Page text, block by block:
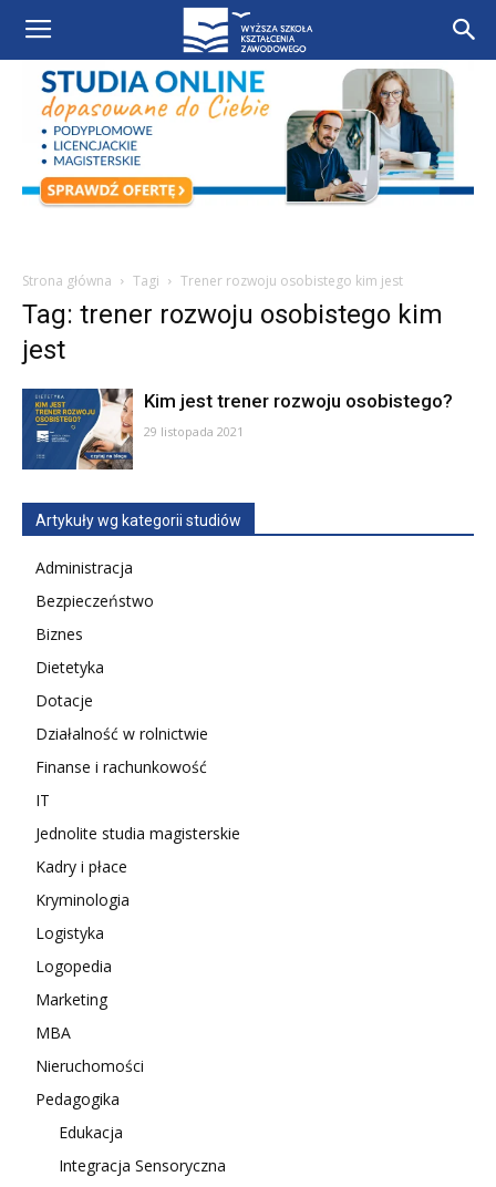
Strona główna Tagi Trener rozwoju osobistego kim jest
Tag: trener rozwoju osobistego kim
jest
Kim jest trener rozwoju osobistego?
29 listopada 2021
Artykuły wg kategorii studiów
Administracja
Bezpieczeństwo
Biznes
Dietetyka
Dotacje
Działalność w rolnictwie
Finanse i rachunkowość
IT
Jednolite studia magisterskie
Kadry i płace
Kryminologia
Logistyka
Logopedia
Marketing
MBA
Nieruchomości
Pedagogika
Edukacja
Integracja Sensoryczna